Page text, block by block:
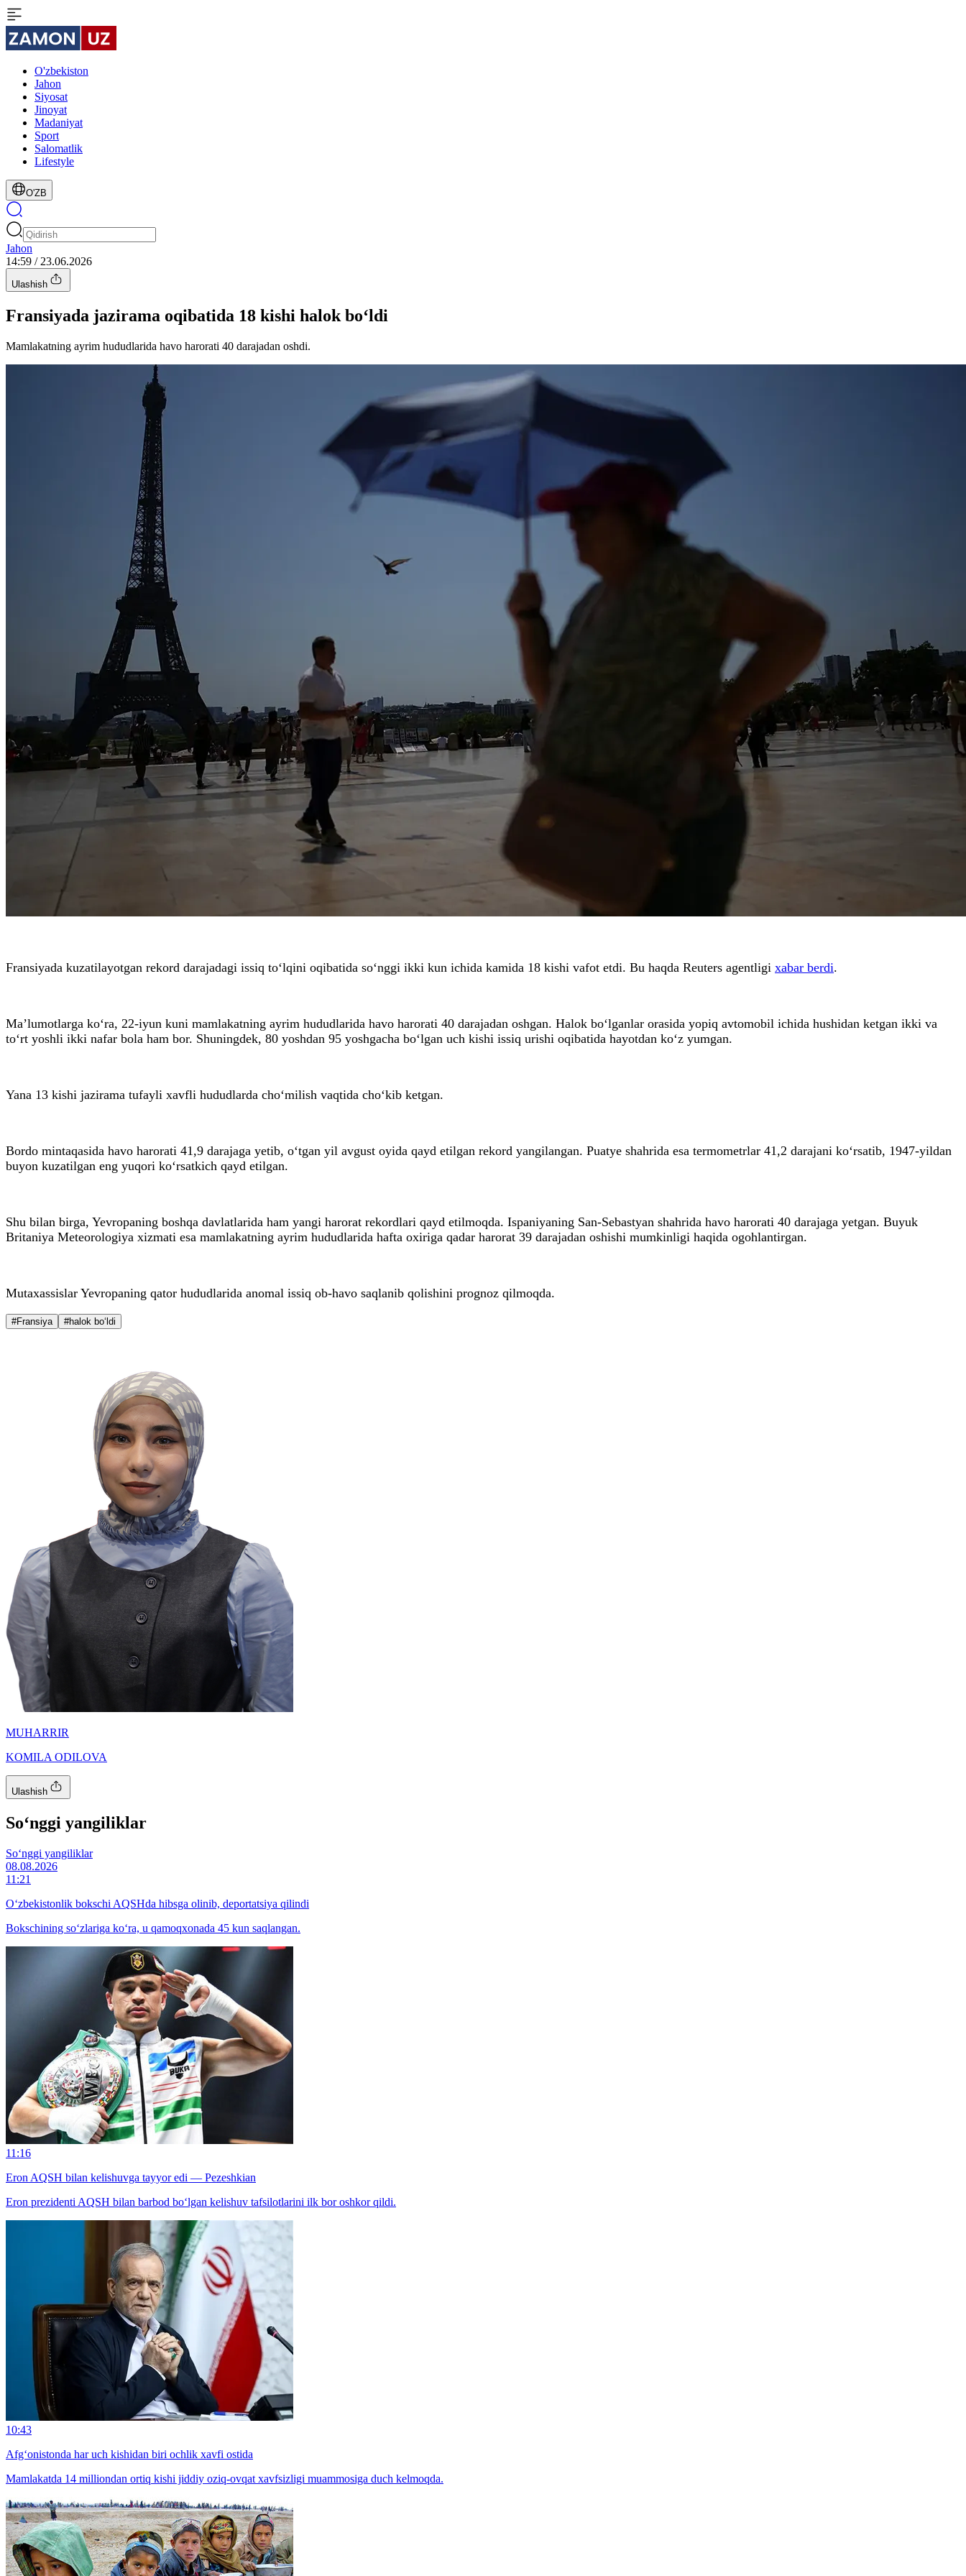
O'zbekiston
Jahon
Siyosat
Jinoyat
Madaniyat
Sport
Salomatlik
Lifestyle
O'ZB
Jahon
14:59 / 23.06.2026
Ulashish
Fransiyada jazirama oqibatida 18 kishi halok bo‘ldi
Mamlakatning ayrim hududlarida havo harorati 40 darajadan oshdi.
Fransiyada kuzatilayotgan rekord darajadagi issiq to‘lqini oqibatida so‘nggi ikki kun ichida kamida 18 kishi vafot etdi. Bu haqda Reuters agentligi xabar berdi.
Ma’lumotlarga ko‘ra, 22-iyun kuni mamlakatning ayrim hududlarida havo harorati 40 darajadan oshgan. Halok bo‘lganlar orasida yopiq avtomobil ichida hushidan ketgan ikki va
to‘rt yoshli ikki nafar bola ham bor. Shuningdek, 80 yoshdan 95 yoshgacha bo‘lgan uch kishi issiq urishi oqibatida hayotdan ko‘z yumgan.
Yana 13 kishi jazirama tufayli xavfli hududlarda cho‘milish vaqtida cho‘kib ketgan.
Bordo mintaqasida havo harorati 41,9 darajaga yetib, o‘tgan yil avgust oyida qayd etilgan rekord yangilangan. Puatye shahrida esa termometrlar 41,2 darajani ko‘rsatib, 1947-yildan
buyon kuzatilgan eng yuqori ko‘rsatkich qayd etilgan.
Shu bilan birga, Yevropaning boshqa davlatlarida ham yangi harorat rekordlari qayd etilmoqda. Ispaniyaning San-Sebastyan shahrida havo harorati 40 darajaga yetgan. Buyuk
Britaniya Meteorologiya xizmati esa mamlakatning ayrim hududlarida hafta oxiriga qadar harorat 39 darajadan oshishi mumkinligi haqida ogohlantirgan.
Mutaxassislar Yevropaning qator hududlarida anomal issiq ob-havo saqlanib qolishini prognoz qilmoqda.
#Fransiya #halok bo‘ldi
MUHARRIR
KOMILA ODILOVA
Ulashish
So‘nggi yangiliklar
So‘nggi yangiliklar
08.08.2026
11:21
O‘zbekistonlik bokschi AQSHda hibsga olinib, deportatsiya qilindi
Bokschining so‘zlariga ko‘ra, u qamoqxonada 45 kun saqlangan.
11:16
Eron AQSH bilan kelishuvga tayyor edi — Pezeshkian
Eron prezidenti AQSH bilan barbod bo‘lgan kelishuv tafsilotlarini ilk bor oshkor qildi.
10:43
Afg‘onistonda har uch kishidan biri ochlik xavfi ostida
Mamlakatda 14 milliondan ortiq kishi jiddiy oziq-ovqat xavfsizligi muammosiga duch kelmoqda.